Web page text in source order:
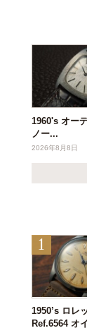
1960's オー
ノー...
2026年8月8日
1950’s ロレ
Ref.6564 オ